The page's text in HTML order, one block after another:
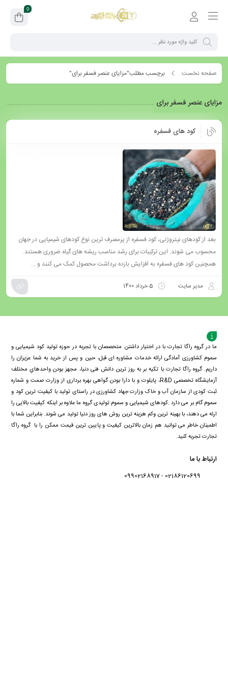
0
صفحه نخست برچسب مطلب"مزایای عنصر فسفر برای"
مزایای عنصر فسفر برای
کود های فسفره
بعد از کودهای نیتروژنی، کود فسفره از پرمصرف ترین نوع کودهای شیمیایی در جهان
محسوب می شوند. این ترکیبات برای رشد مناسب ریشه های گیاه ضروری هستند.
همچنین کود های فسفره به افزایش بازده برداشت محصول کمک می کنند و ...
مدیر سایت 5 خرداد 1400
ما در گروه راگا تجارت با در اختیار داشتن متخصصان با تجربه در حوزه تولید کود شیمیایی و
سموم کشاورزی آمادگی ارائه خدمات مشاوره ای قبل، حین و پس از خرید به شما عزیزان را
داریم. گروه راگا تجارت با تكيه بر به روز ترین دانش فنی دنيا، مجهز بودن واحدهاي مختلف
آزمايشگاه تخصصی R&D، پايلوت و با دارا بودن گواهی بهره برداری از وزارت صمت و شماره
ثبت کودی از سازمان آب و خاک وزارت جهاد کشاورزی در راستای تولید با کیفیت ترین کود و
سموم گام بر می دارد .کودهای شیمیایی و سموم تولیدی گروه ما علاوه بر اینکه کیفیت بالایی را
ارئه می دهند، با بهینه ترین وکم هزینه ترین روش های روز دنیا تولید می شوند. بنابراین شما با
اطمینان خاطر می توانید هم زمان بالاترین کیفیت و پایین ترین قیمت ممکن را با گروه راگا
تجارت تجربه کنید.
ارتباط با ما
02186120699 - 09902168917